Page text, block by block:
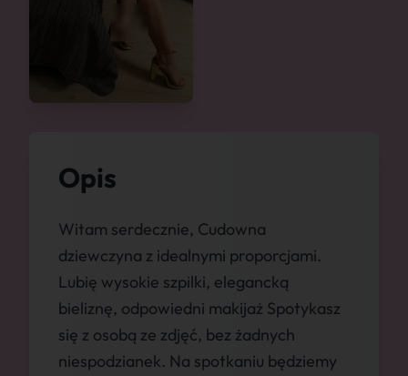
Opis
Witam serdecznie, Cudowna
dziewczyna z idealnymi proporcjami.
Lubię wysokie szpilki, elegancką
bieliznę, odpowiedni makijaż Spotykasz
się z osobą ze zdjęć, bez żadnych
niespodzianek. Na spotkaniu będziemy